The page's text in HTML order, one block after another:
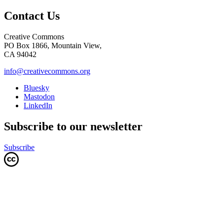
Contact Us
Creative Commons
PO Box 1866, Mountain View,
CA 94042
info@creativecommons.org
Bluesky
Mastodon
LinkedIn
Subscribe to our newsletter
Subscribe